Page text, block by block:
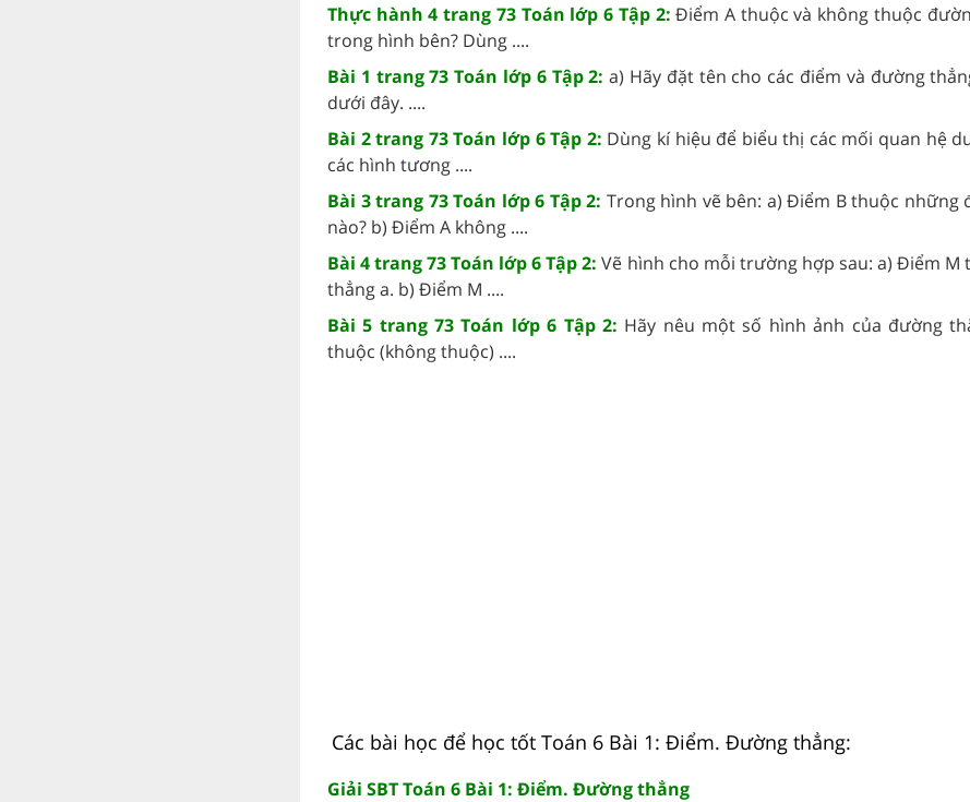
Thực hành 4 trang 73 Toán lớp 6 Tập 2:Điểm A thuộc và không thuộc
trong hình bên? Dùng ....
Bài 1 trang 73 Toán lớp 6 Tập 2:a) Hãy đặt tên cho các điểm và đường
dưới đây. ....
Bài 2 trang 73 Toán lớp 6 Tập 2: Dùng kí hiệu để biểu thị các mối quan hệ
các hình tương ....
Bài 3 trang 73 Toán lớp 6 Tập 2: Trong hình vẽ bên: a) Điểm B thuộc những
nào? b) Điểm A không ....
Bài 4 trang 73 Toán lớp 6 Tập 2:Vẽ hình cho mỗi trường hợp sau: a) Điểm M
thẳng a. b) Điểm M ....
Bài 5 trang 73 Toán lớp 6 Tập 2: Hãy nêu một số hình ảnh của đường
thuộc (không thuộc) ....
Các bài học để học tốt Toán 6 Bài 1: Điểm. Đường thẳng:
Giải SBT Toán 6 Bài 1: Điểm. Đường thẳng